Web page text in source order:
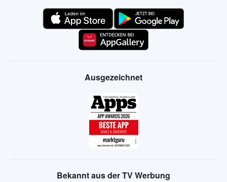
Ausgezeichnet
Bekannt aus der TV Werbung